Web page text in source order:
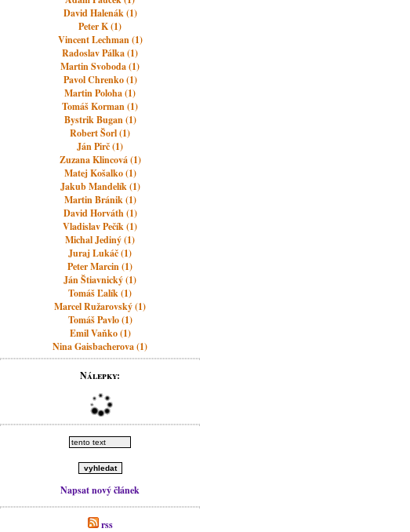
David Halenák (1)
Peter K (1)
Vincent Lechman (1)
Radoslav Pálka (1)
Martin Svoboda (1)
Pavol Chrenko (1)
Martin Poloha (1)
Tomáš Korman (1)
Bystrik Bugan (1)
Robert Šorl (1)
Ján Pirč (1)
Zuzana Klincová (1)
Matej Košalko (1)
Jakub Mandelík (1)
Martin Bránik (1)
David Horváth (1)
Vladislav Pečík (1)
Michal Jediný (1)
Juraj Lukáč (1)
Peter Marcin (1)
Ján Štiavnický (1)
Tomáš Ľalík (1)
Marcel Ružarovský (1)
Tomáš Pavlo (1)
Emil Vaňko (1)
Nina Gaisbacherova (1)
Nálepky:
Napsat nový článek
rss